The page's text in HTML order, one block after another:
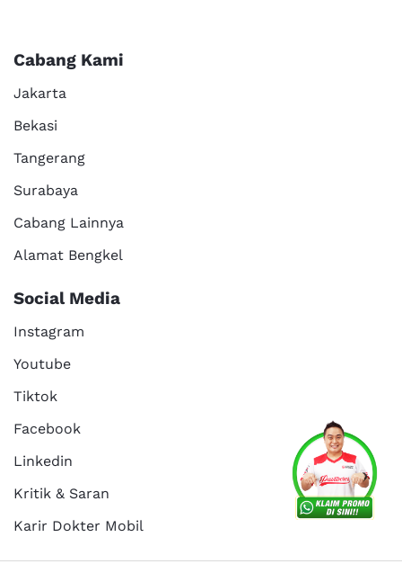
Cabang Kami
Jakarta
Bekasi
Tangerang
Surabaya
Cabang Lainnya
Alamat Bengkel
Social Media
Instagram
Youtube
Tiktok
Facebook
Linkedin
Kritik & Saran
Karir Dokter Mobil